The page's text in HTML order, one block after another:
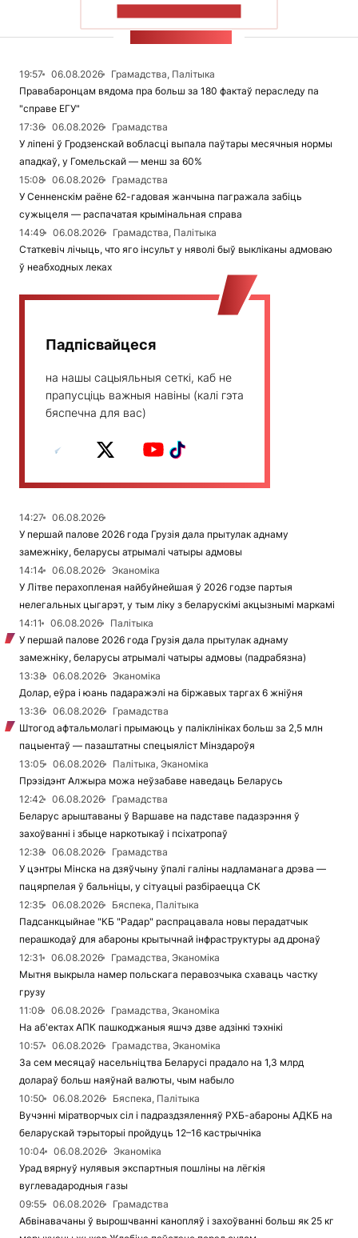
19:57 06.08.2026
Грамадства, Палітыка
Правабаронцам вядома пра больш за 180 фактаў пераследу па
"справе ЕГУ"
17:36
06.08.2026
Грамадства
У ліпені ў Гродзенскай вобласці выпала паўтары месячныя нормы
ападкаў, у Гомельскай — менш за 60%
15:08
06.08.2026
Грамадства
У Сенненскім раёне 62-гадовая жанчына пагражала забіць
сужыцеля — распачатая крымінальная справа
14:49
06.08.2026
Грамадства, Палітыка
Статкевіч лічыць, что яго інсульт у няволі быў выкліканы адмоваю
ў неабходных леках
Падпісвайцеся
на нашы сацыяльныя сеткі, каб не
прапусціць важныя навіны (калі гэта
бяспечна для вас)
14:27
06.08.2026
У першай палове 2026 года Грузія дала прытулак аднаму
замежніку, беларусы атрымалі чатыры адмовы
14:14
06.08.2026
Эканоміка
У Літве перахопленая найбуйнейшая ў 2026 годзе партыя
нелегальных цыгарэт, у тым ліку з беларускімі акцызнымі маркамі
14:11
06.08.2026
Палітыка
У першай палове 2026 года Грузія дала прытулак аднаму
замежніку, беларусы атрымалі чатыры адмовы (падрабязна)
13:38
06.08.2026
Эканоміка
Долар, еўра і юань падаражэлі на біржавых таргах 6 жніўня
13:36
06.08.2026
Грамадства
Штогод афтальмолагі прымаюць у паліклініках больш за 2,5 млн
пацыентаў — пазаштатны спецыяліст Мінздароўя
13:05
06.08.2026
Палітыка, Эканоміка
Прэзідэнт Алжыра можа неўзабаве наведаць Беларусь
12:42
06.08.2026
Грамадства
Беларус арыштаваны ў Варшаве на падставе падазрэння ў
захоўванні і збыце наркотыкаў і псіхатропаў
12:38
06.08.2026
Грамадства
У цэнтры Мінска на дзяўчыну ўпалі галіны надламанага дрэва —
пацярпелая ў бальніцы, у сітуацыі разбіраецца СК
12:35
06.08.2026
Бяспека, Палітыка
Падсанкцыйнае "КБ "Радар" распрацавала новы перадатчык
перашкодаў для абароны крытычнай інфраструктуры ад дронаў
12:31
06.08.2026
Грамадства, Эканоміка
Мытня выкрыла намер польскага перавозчыка схаваць частку
грузу
11:08
06.08.2026
Грамадства, Эканоміка
На аб'ектах АПК пашкоджаныя яшчэ дзве адзінкі тэхнікі
10:57
06.08.2026
Грамадства, Эканоміка
За сем месяцаў насельніцтва Беларусі прадало на 1,3 млрд
долараў больш наяўнай валюты, чым набыло
10:50
06.08.2026
Бяспека, Палітыка
Вучэнні міратворчых сіл і падраздзяленняў РХБ-абароны АДКБ на
беларускай тэрыторыі пройдуць 12–16 кастрычніка
10:04
06.08.2026
Эканоміка
Урад вярнуў нулявыя экспартныя пошліны на лёгкія
вуглевадародныя газы
09:55
06.08.2026
Грамадства
Абвінавачаны ў вырошчванні канопляў і захоўванні больш як 25 кг